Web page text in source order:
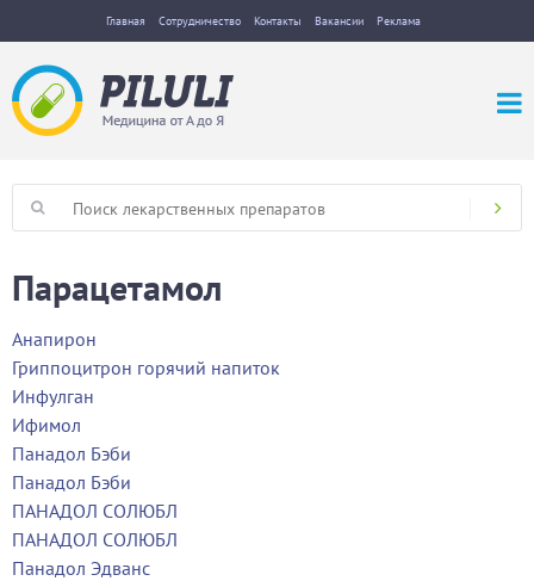
Главная Сотрудничество Контакты Вакансии Реклама
Парацетамол
Анапирон
Гриппоцитрон горячий напиток
Инфулган
Ифимол
Панадол Бэби
Панадол Бэби
ПАНАДОЛ СОЛЮБЛ
ПАНАДОЛ СОЛЮБЛ
Панадол Эдванс